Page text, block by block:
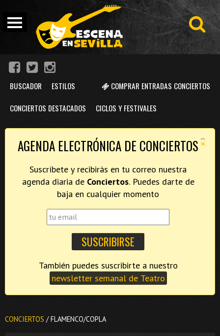
COMPRAR ENTRADAS CONCIERTOS
BUSCADOR ESTILOS
CONCIERTOS DESTACADOS CICLOS Y FESTIVALES
×
AGENDA ELECTRÓNICA DE CONCIERTOS
Suscríbete y recibirás en tu correo nuestra
agenda diaria de Conciertos. Puedes darte de
baja en cualquier momento
newsletter semanal de Teatro
CONCIERTOS / FLAMENCO/COPLA